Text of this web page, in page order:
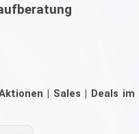
| Sales | Deals im